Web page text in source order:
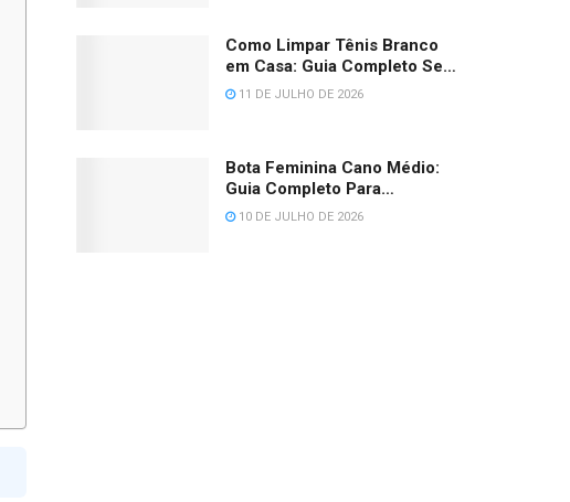
Como Limpar Tênis Branco
em Casa: Guia Completo Sem
Amarelar (2026)
11 DE JULHO DE 2026
Bota Feminina Cano Médio:
Guia Completo Para
Escolher, Medir e Combinar
10 DE JULHO DE 2026